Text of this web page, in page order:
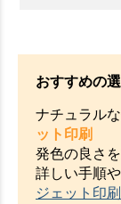
おすすめの
ナチュラル
ット印刷
発色の良さ
詳しい手順
ジェット印